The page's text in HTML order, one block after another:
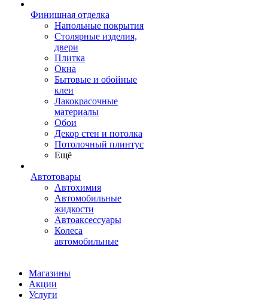
Финишная отделка
Напольные покрытия
Столярные изделия,
двери
Плитка
Окна
Бытовые и обойные
клеи
Лакокрасочные
материалы
Обои
Декор стен и потолка
Потолочный плинтус
Ещё
Автотовары
Автохимия
Автомобильные
жидкости
Автоаксессуары
Колеса
автомобильные
Магазины
Акции
Услуги